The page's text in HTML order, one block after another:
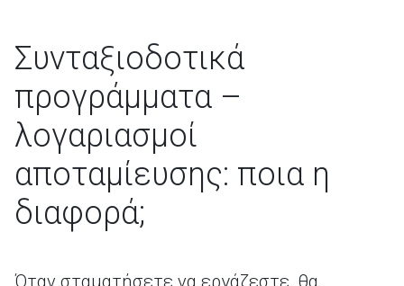
Συνταξιοδοτικά
προγράμματα –
λογαριασμοί
αποταμίευσης: ποια η
διαφορά;
Όταν σταματήσετε να εργάζεστε, θα